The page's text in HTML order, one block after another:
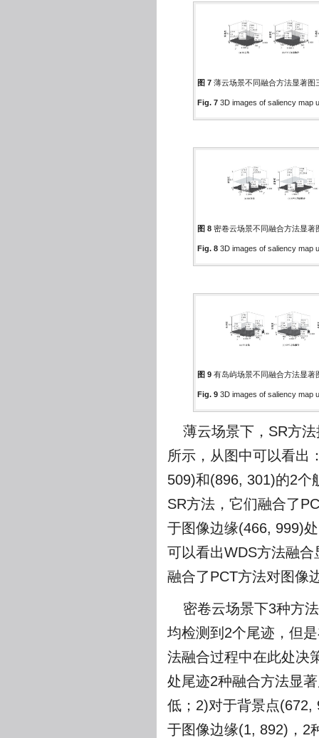
图 7 薄云场景不同融合方法显著图
Fig. 7 3D images of saliency map
图 8 密卷云场景不同融合方法显著
Fig. 8 3D images of saliency map
图 9 有岛屿场景不同融合方法显著
Fig. 9 3D images of saliency map
薄云场景下，SR方
所示，从图中可以看出
509)和(896, 301)的2个
SR方法，它们融合了
于图像边缘(466, 999)
可以看出WDS方法融
融合了PCT方法对图像
密卷云场景下3种方
均检测到2个尾迹，但
法融合过程中在此处决
处尾迹2种融合方法显
低；2)对于背景点(672,
于图像边缘(1, 892)，2